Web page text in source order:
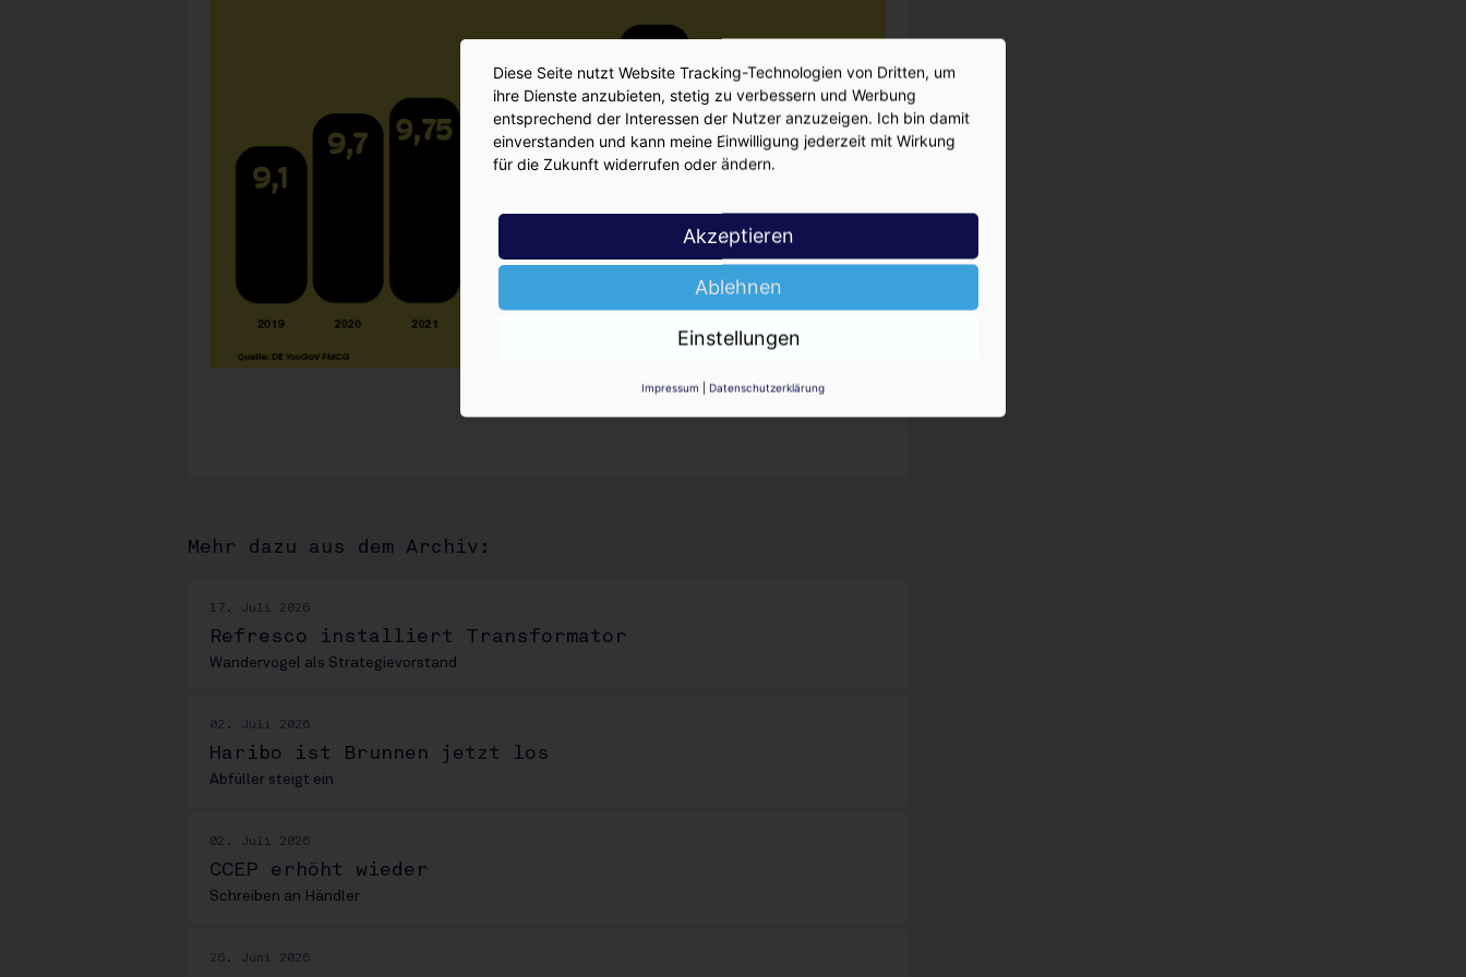
Mehr dazu aus dem Archiv:
17. Juli 2026
Refresco installiert Transformator
Wandervogel als Strategievorstand
02. Juli 2026
Haribo ist Brunnen jetzt los
Abfüller steigt ein
02. Juli 2026
CCEP erhöht wieder
Schreiben an Händler
26. Juni 2026
Diese Seite nutzt Website Tracking-Technologien von Dritten, um
ihre Dienste anzubieten, stetig zu verbessern und Werbung
entsprechend der Interessen der Nutzer anzuzeigen. Ich bin damit
einverstanden und kann meine Einwilligung jederzeit mit Wirkung
für die Zukunft widerrufen oder ändern.
Akzeptieren
Ablehnen
Einstellungen
Impressum | Datenschutzerklärung